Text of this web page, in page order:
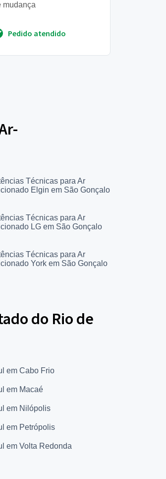
mudança
Pedido atendido
Técnicas para Ar
Elgin em São Gonçalo
Técnicas para Ar
LG em São Gonçalo
Técnicas para Ar
York em São Gonçalo
do Rio de
em Cabo Frio
em Macaé
em Nilópolis
em Petrópolis
em Volta Redonda